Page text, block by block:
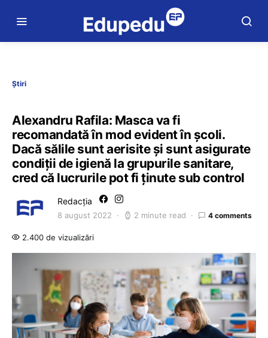
Știri
Alexandru Rafila: Masca va fi
recomandată în mod evident în școli.
Dacă sălile sunt aerisite și sunt asigurate
condiții de igienă la grupurile sanitare,
cred că lucrurile pot fi ținute sub control
Redacția
8 august 2022 2 minute read 4 comments
2.400 de vizualizări